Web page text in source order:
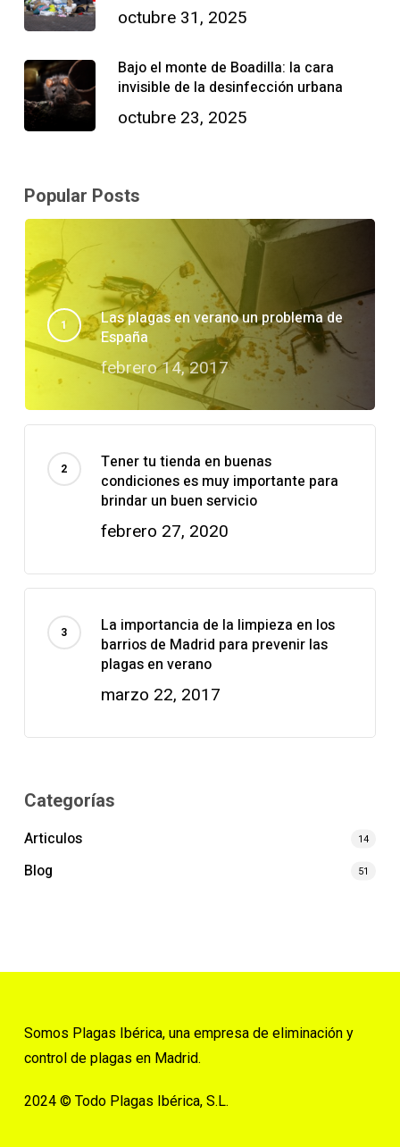
octubre 31, 2025
Bajo el monte de Boadilla: la cara
invisible de la desinfección urbana
octubre 23, 2025
Popular Posts
Las plagas en verano un problema de
España
febrero 14, 2017
Tener tu tienda en buenas
condiciones es muy importante para
brindar un buen servicio
febrero 27, 2020
La importancia de la limpieza en los
barrios de Madrid para prevenir las
plagas en verano
marzo 22, 2017
Categorías
Articulos
14
Blog 51
Somos Plagas Ibérica, una empresa de eliminación y
control de plagas en Madrid.
2024 © Todo Plagas Ibérica, S.L.